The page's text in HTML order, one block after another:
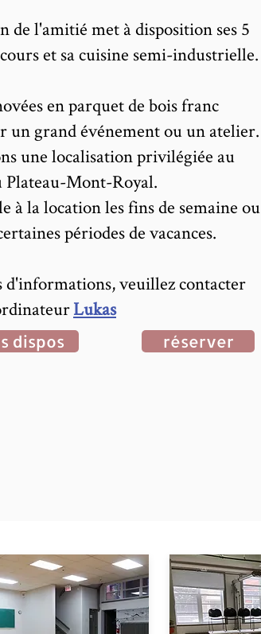
de l'amitié met à disposition ses 5
et sa cuisine semi-industrielle.
en parquet de bois franc
un grand événement ou un atelier.
une localisation privilégiée au
Mont-Royal.
à la location les fins de semaine ou
périodes de vacances.
d'informations, veuillez contacter
Lukas
dispos réserver